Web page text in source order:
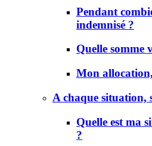
Pendant
indemnisé ?
Quelle somme
Mon allocation,
A chaque situation,
Quelle est ma
?